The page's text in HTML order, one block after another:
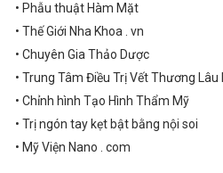
• Phẫu thuật Hàm Mặt
• Thế Giới Nha Khoa . vn
• Chuyên Gia Thảo Dược
• Trung Tâm Điều Trị Vết Thương Lâu
• Chỉnh hình Tạo Hình Thẩm Mỹ
• Trị ngón tay kẹt bật bằng nội soi
• Mỹ Viện Nano . com